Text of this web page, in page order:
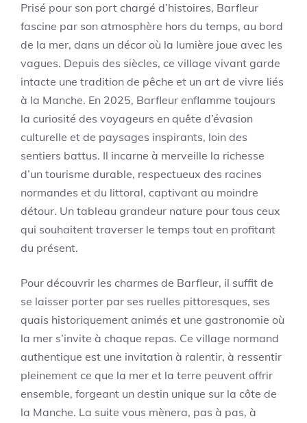
Prisé pour son port chargé d’histoires, Barfleur
fascine par son atmosphère hors du temps, au bord
de la mer, dans un décor où la lumière joue avec les
vagues. Depuis des siècles, ce village vivant garde
intacte une tradition de pêche et un art de vivre liés
à la Manche. En 2025, Barfleur enflamme toujours
la curiosité des voyageurs en quête d’évasion
culturelle et de paysages inspirants, loin des
sentiers battus. Il incarne à merveille la richesse
d’un tourisme durable, respectueux des racines
normandes et du littoral, captivant au moindre
détour. Un tableau grandeur nature pour tous ceux
qui souhaitent traverser le temps tout en profitant
du présent.
Pour découvrir les charmes de Barfleur, il suffit de
se laisser porter par ses ruelles pittoresques, ses
quais historiquement animés et une gastronomie où
la mer s’invite à chaque repas. Ce village normand
authentique est une invitation à ralentir, à ressentir
pleinement ce que la mer et la terre peuvent offrir
ensemble, forgeant un destin unique sur la côte de
la Manche. La suite vous mènera, pas à pas, à